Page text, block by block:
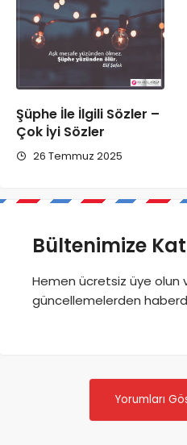
Şüphe İle İlgili Sözler –
Çok İyi Sözler
26 Temmuz 2025
Bültenimize
Hemen ücretsiz üye olun
güncellemelerden
Yorumları